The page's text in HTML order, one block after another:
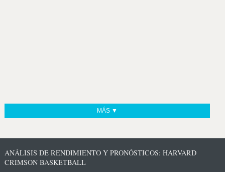
MÁS ▼
ANÁLISIS DE RENDIMIENTO Y PRONÓSTICOS: HARVARD
CRIMSON BASKETBALL